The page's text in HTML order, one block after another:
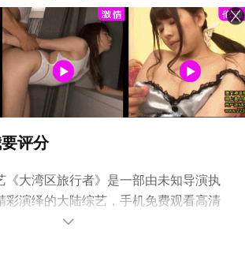
评分
《大湾区旅行者》是一部由未知导演执
彩演绎的大陆综艺，手机免费观看高清
节目就上天堂电影网，更多相关信息可
